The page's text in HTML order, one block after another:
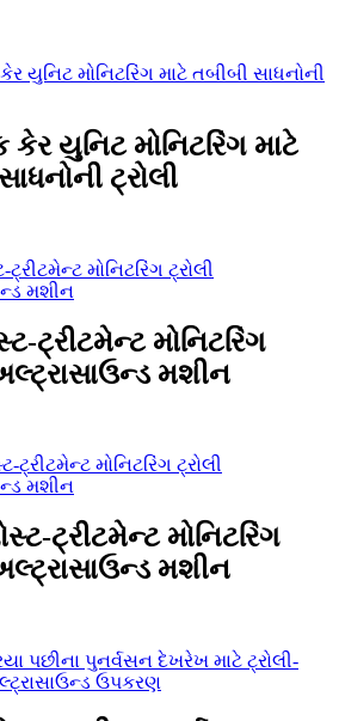
કેર યુનિટ મોનિટરિંગ માટે
ટ્રોલી
ટ્રીટમેન્ટ મોનિટરિંગ
મશીન
ટ્રીટમેન્ટ મોનિટરિંગ
મશીન